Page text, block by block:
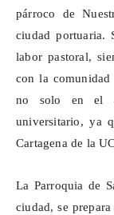
párroco de
ciudad portuaria.
labor pastoral,
con la comunidad
no solo en el
universitario, ya
Cartagena de la
La Parroquia de
ciudad, se